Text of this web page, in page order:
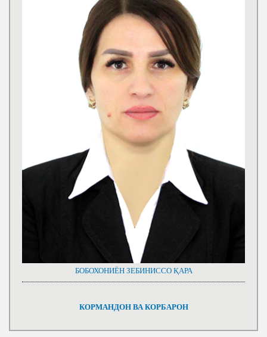
БОБОХОНИЁН ЗЕБИНИССО ҚАРА
КОРМАНДОН ВА КОРБАРОН